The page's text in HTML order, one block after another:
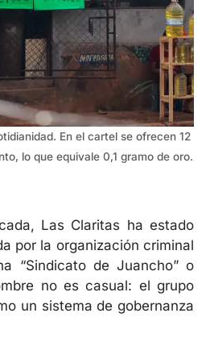
En el cartel se ofrecen 12
lo que equivale 0,1 gramo de oro.
Las Claritas ha estado
por la organización criminal
“Sindicato de Juancho” o
no es casual: el grupo
un sistema de gobernanza